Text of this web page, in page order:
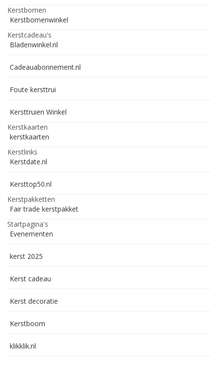
Kerstbomen
Kerstbomenwinkel
Kerstcadeau's
Bladenwinkel.nl
Cadeauabonnement.nl
Foute kersttrui
Kersttruien Winkel
Kerstkaarten
kerstkaarten
Kerstlinks
Kerstdate.nl
Kersttop50.nl
Kerstpakketten
Fair trade kerstpakket
Startpagina's
Evenementen
kerst 2025
Kerst cadeau
Kerst decoratie
Kerstboom
klikklik.nl